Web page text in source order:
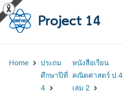
Home
ประถม
ศึกษาปีที่
4
หนังสือเรียน
คณิตศาสตร์ ป.4
เล่ม 2